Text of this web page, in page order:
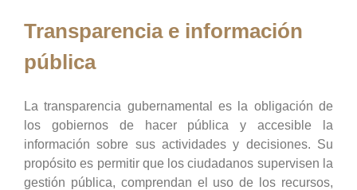
Transparencia e información
pública
La transparencia gubernamental es la obligación de
los gobiernos de hacer pública y accesible la
información sobre sus actividades y decisiones. Su
propósito es permitir que los ciudadanos supervisen la
gestión pública, comprendan el uso de los recursos,